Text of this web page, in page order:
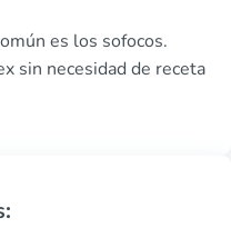
es los sofocos.
sin necesidad de receta